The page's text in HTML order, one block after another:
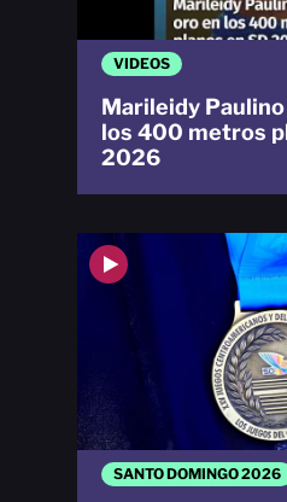
SANTO DOMINGO 2026
VIDEOS
Marileidy
los 400 metros
2026